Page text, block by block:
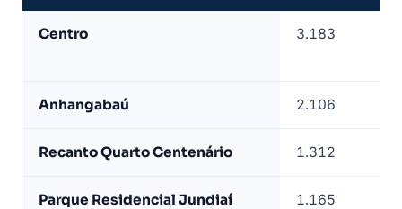
bairro
base
Centro 3.183
Anhangabaú 2.106
Recanto Quarto Centenário 1.312
Parque Residencial Jundiaí 1.165